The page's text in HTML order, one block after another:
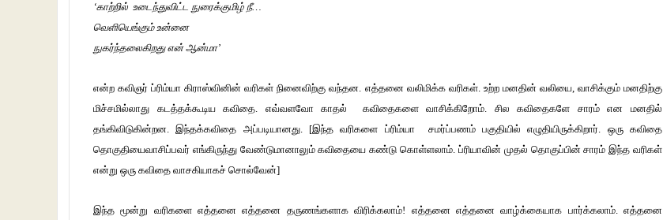
‘காற்றில் உடைந்துவிட்ட நுரைக்குமிழ் நீ…
வெளியெங்கும் உன்னை
நுகர்ந்தலைகிறது என் ஆன்மா’
என்ற கவிஞர் ப்ரிம்யா கிராஸ்வினின் வரிகள் நினைவிற்கு வந்தன. எத்தனை வலிமிக்க வரிகள். உற்ற மனதின் வலியை, வாசிக்கும் மனதிற்கு
மிச்சமில்லாது கடத்தக்கூடிய கவிதை. எவ்வளவோ காதல் கவிதைகளை வாசிக்கிறோம். சில கவிதைகளே சாரம் என மனதில்
தங்கிவிடுகின்றன. இந்தக்கவிதை அப்படியானது. [இந்த வரிகளை ப்ரிம்யா சமர்ப்பணம் பகுதியில் எழுதியிருக்கிறார். ஒரு கவிதை
தொகுதியைவாசிப்பவர் எங்கிருந்து வேண்டுமானாலும் கவிதையை கண்டு கொள்ளலாம். ப்ரியாவின் முதல் தொகுப்பின் சாரம் இந்த வரிகள்
என்று ஒரு கவிதை வாசகியாகச் சொல்வேன்]
இந்த மூன்று வரிகளை எத்தனை எத்தனை தருணங்களாக விரிக்கலாம்! எத்தனை எத்தனை வாழ்க்கையாக பார்க்கலாம். எத்தனை